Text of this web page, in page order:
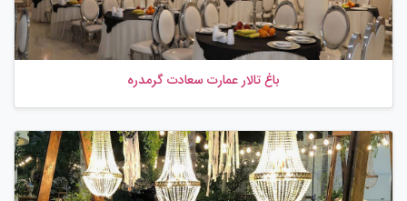
باغ تالار عمارت سعادت گرمدره